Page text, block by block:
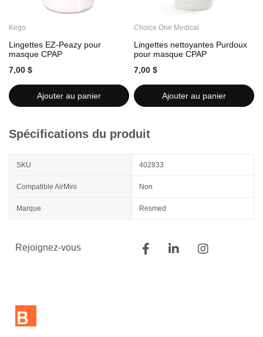
Kego
Lingettes EZ-Peazy pour
masque CPAP
7,00 $
Ajouter au panier
Choice One Medical
Lingettes nettoyantes Purdoux
pour masque CPAP
7,00 $
Ajouter au panier
Spécifications du produit
SKU 402833
Compatible AirMini Non
Marque Resmed
Rejoignez-vous